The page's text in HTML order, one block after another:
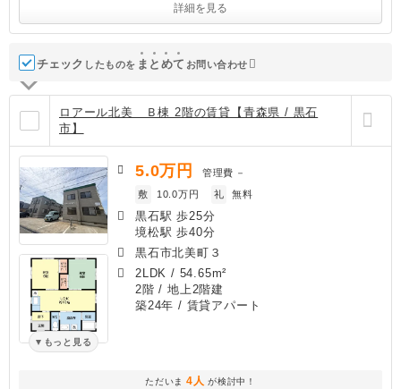
詳細を見る
チェック したものを ま と めて お問い合わせ
ロアール北美 Ｂ棟 2階の賃貸【青森県 / 黒石
市】
もっと見る
5.0万円 管理費 －
敷
10.0万円 礼 無料
黒石駅 歩25分
境松駅 歩40分
黒石市北美町３
2LDK / 54.65m²
2階 / 地上2階建
築24年 / 賃貸アパート
ただいま 4人 が検討中！